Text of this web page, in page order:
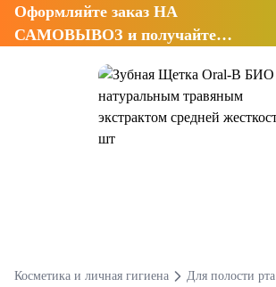
Оформляйте заказ НА
САМОВЫВОЗ и получайте
Косметика и личная гигиена Для полости рта